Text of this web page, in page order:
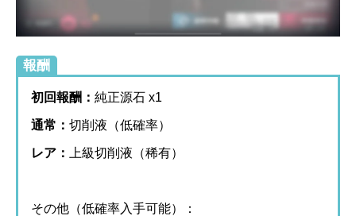
報酬
初回報酬： 純正源石 x1
通常： 切削液（低確率）
レア： 上級切削液（稀有）
その他（低確率入手可能）：